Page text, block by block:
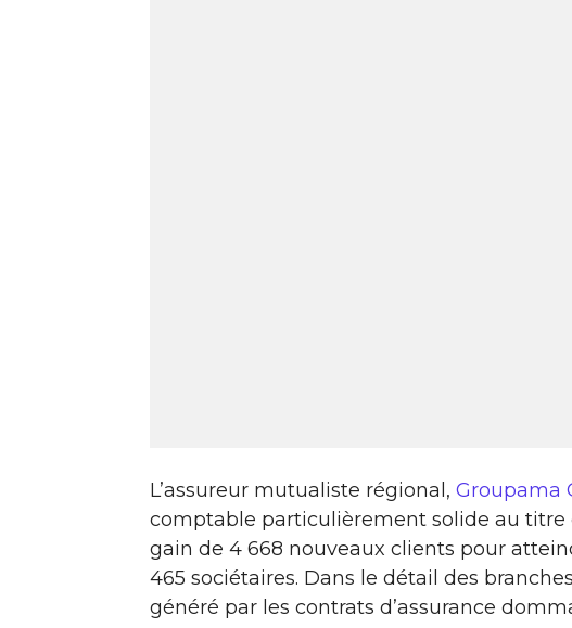
L’assureur mutualiste régional, Groupama
comptable particulièrement solide au titre
gain de 4 668 nouveaux clients pour
465 sociétaires. Dans le détail des
généré par les contrats d’assurance